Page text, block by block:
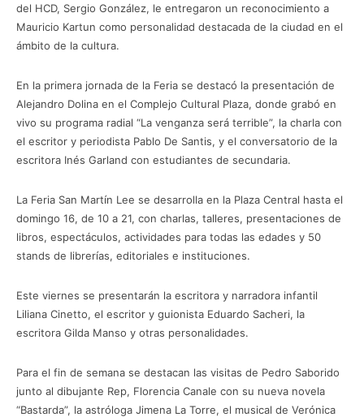
del HCD, Sergio González, le entregaron un reconocimiento a
Mauricio Kartun como personalidad destacada de la ciudad en el
ámbito de la cultura.
En la primera jornada de la Feria se destacó la presentación de
Alejandro Dolina en el Complejo Cultural Plaza, donde grabó en
vivo su programa radial “La venganza será terrible”, la charla con
el escritor y periodista Pablo De Santis, y el conversatorio de la
escritora Inés Garland con estudiantes de secundaria.
La Feria San Martín Lee se desarrolla en la Plaza Central hasta el
domingo 16, de 10 a 21, con charlas, talleres, presentaciones de
libros, espectáculos, actividades para todas las edades y 50
stands de librerías, editoriales e instituciones.
Este viernes se presentarán la escritora y narradora infantil
Liliana Cinetto, el escritor y guionista Eduardo Sacheri, la
escritora Gilda Manso y otras personalidades.
Para el fin de semana se destacan las visitas de Pedro Saborido
junto al dibujante Rep, Florencia Canale con su nueva novela
“Bastarda”, la astróloga Jimena La Torre, el musical de Verónica